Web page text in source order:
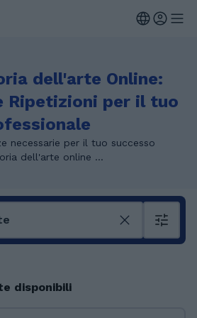
dell'arte Online:
Ripetizioni per il tuo
necessarie per il tuo successo
dell'arte online ...
disponibili